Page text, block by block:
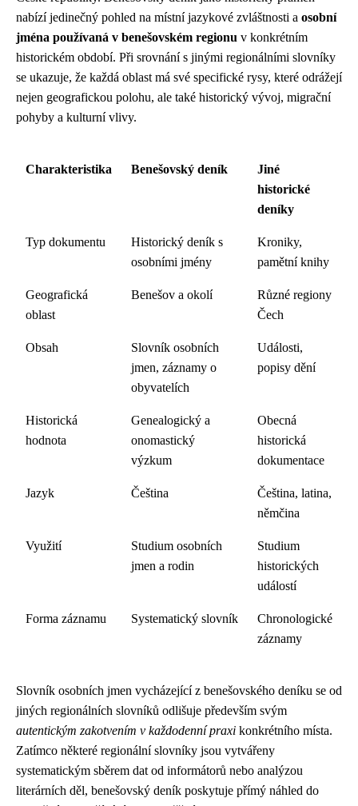
nabízí jedinečný pohled na místní jazykové zvláštnosti a osobní
jména používaná v benešovském regionu v konkrétním
historickém období. Při srovnání s jinými regionálními slovníky
se ukazuje, že každá oblast má své specifické rysy, které odrážejí
nejen geografickou polohu, ale také historický vývoj, migrační
pohyby a kulturní vlivy.
Charakteristika Benešovský deník
Jiné
historické
deníky
Typ dokumentu
Historický deník s
osobními jmény
Kroniky,
pamětní knihy
Geografická
oblast
Benešov a okolí
Různé regiony
Čech
Obsah
Slovník osobních
jmen, záznamy o
obyvatelích
Události,
popisy dění
Historická
hodnota
Genealogický a
onomastický
výzkum
Obecná
historická
dokumentace
Jazyk Čeština
Čeština, latina,
němčina
Využití
Studium osobních
jmen a rodin
Studium
historických
událostí
Forma záznamu Systematický slovník
Chronologické
záznamy
Slovník osobních jmen vycházející z benešovského deníku se od
jiných regionálních slovníků odlišuje především svým
autentickým zakotvením v každodenní praxi konkrétního místa.
Zatímco některé regionální slovníky jsou vytvářeny
systematickým sběrem dat od informátorů nebo analýzou
literárních děl, benešovský deník poskytuje přímý náhled do